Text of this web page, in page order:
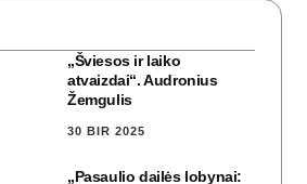
„Šviesos ir laiko
atvaizdai“. Audronius
Žemgulis
30 BIR 2025
„Pasaulio dailės lobynai: